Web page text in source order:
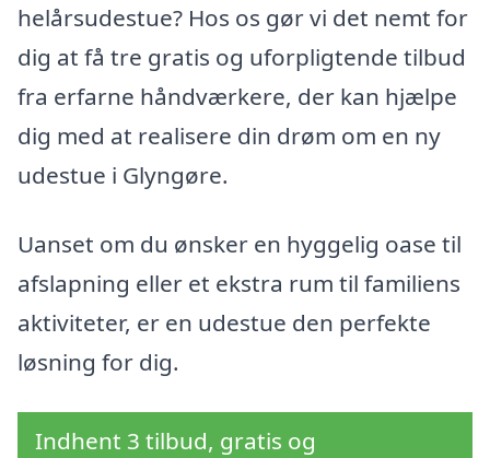
helårsudestue? Hos os gør vi det nemt for
dig at få tre gratis og uforpligtende tilbud
fra erfarne håndværkere, der kan hjælpe
dig med at realisere din drøm om en ny
udestue i Glyngøre.
Uanset om du ønsker en hyggelig oase til
afslapning eller et ekstra rum til familiens
aktiviteter, er en udestue den perfekte
løsning for dig.
Indhent 3 tilbud, gratis og